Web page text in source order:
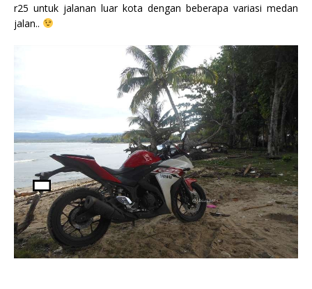
r25 untuk jalanan luar kota dengan beberapa variasi medan
jalan..